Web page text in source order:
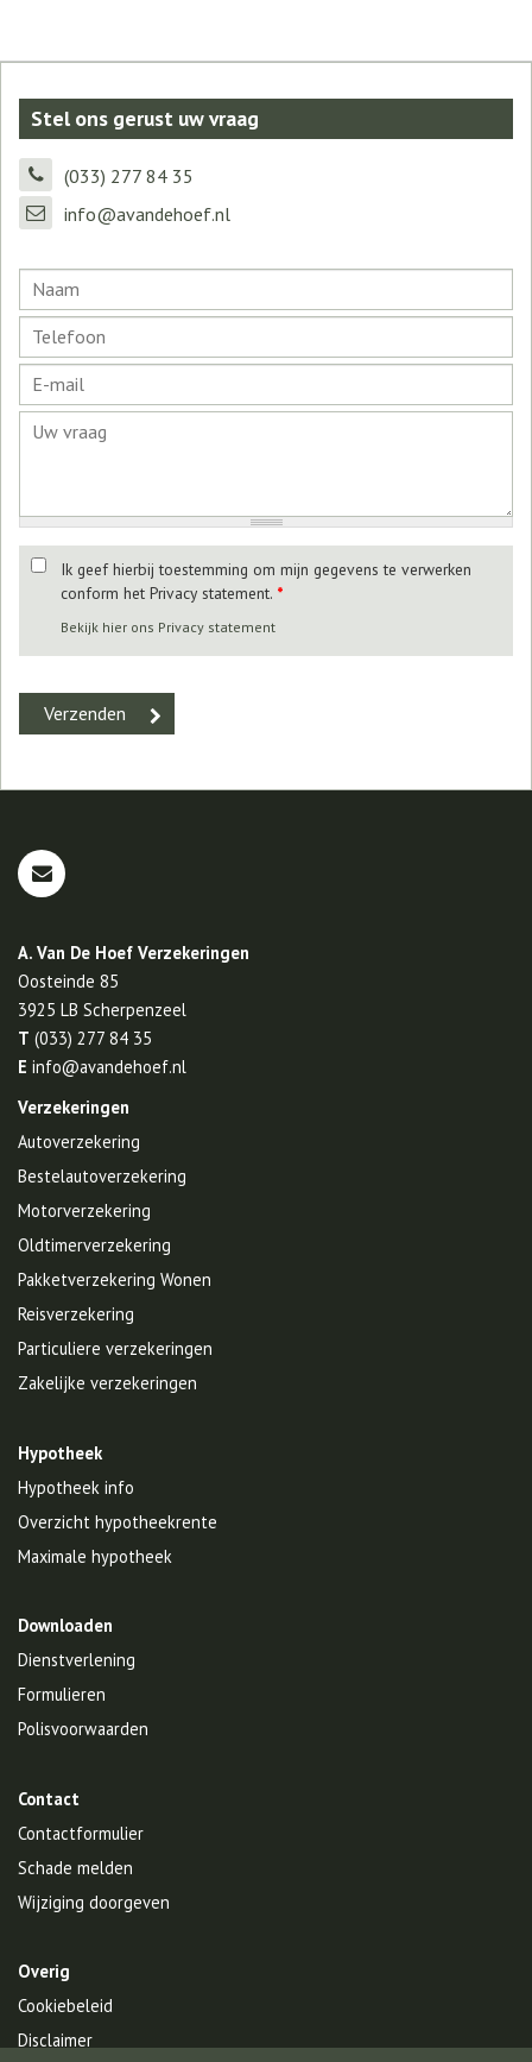
Stel ons gerust uw vraag
(033) 277 84 35
info@avandehoef.nl
Ik geef hierbij toestemming om mijn gegevens te verwerken
conform het Privacy statement. *
Bekijk hier ons Privacy statement
A. Van De Hoef Verzekeringen
Oosteinde 85
3925 LB Scherpenzeel
T (033) 277 84 35
E info@avandehoef.nl
Verzekeringen
Autoverzekering
Bestelautoverzekering
Motorverzekering
Oldtimerverzekering
Pakketverzekering Wonen
Reisverzekering
Particuliere verzekeringen
Zakelijke verzekeringen
Hypotheek
Hypotheek info
Overzicht hypotheekrente
Maximale hypotheek
Downloaden
Dienstverlening
Formulieren
Polisvoorwaarden
Contact
Contactformulier
Schade melden
Wijziging doorgeven
Overig
Cookiebeleid
Disclaimer